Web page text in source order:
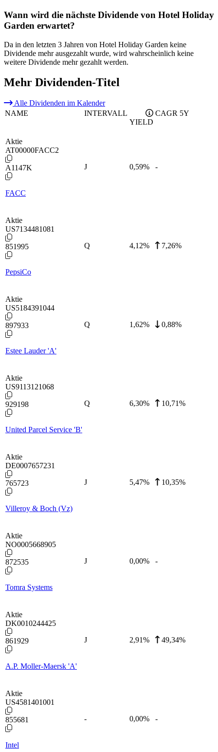
Wann wird die nächste Dividende von Hotel Holiday
Garden erwartet?
Da in den letzten 3 Jahren von Hotel Holiday Garden keine
Dividende mehr ausgezahlt wurde, wird wahrscheinlich keine
weitere Dividende mehr gezahlt werden.
Mehr Dividenden-Titel
Alle Dividenden im Kalender
NAME
INTERVALL
YIELD
CAGR 5Y
Aktie
AT00000FACC2
A1147K
FACC
J 0,59% -
Aktie
US7134481081
851995
PepsiCo
Q 4,12% 7,26%
Aktie
US5184391044
897933
Estee Lauder 'A'
Q 1,62% 0,88%
Aktie
US9113121068
929198
United Parcel Service 'B'
Q 6,30% 10,71%
Aktie
DE0007657231
765723
Villeroy & Boch (Vz)
J 5,47% 10,35%
Aktie
NO0005668905
872535
Tomra Systems
J 0,00% -
Aktie
DK0010244425
861929
A.P. Moller-Maersk 'A'
J 2,91% 49,34%
Aktie
US4581401001
855681
Intel
- 0,00% -